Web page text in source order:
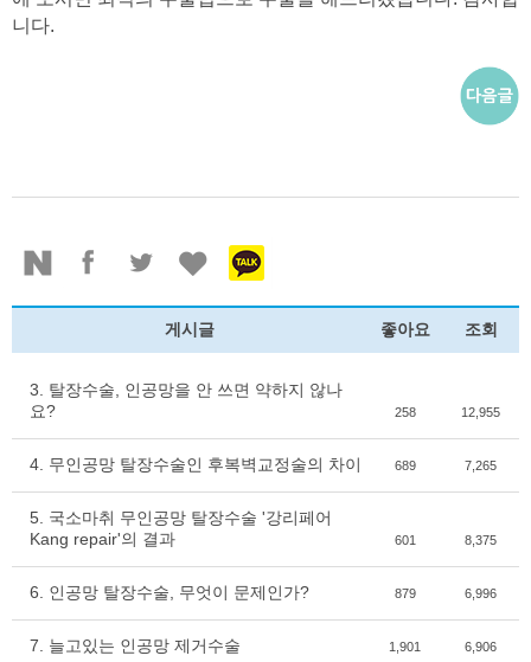
니다.
게시글 좋아요 조회
3. 탈장수술, 인공망을 안 쓰면 약하지 않나
요?
258 12,955
4. 무인공망 탈장수술인 후복벽교정술의 차이 689 7,265
5. 국소마취 무인공망 탈장수술 '강리페어
Kang repair'의 결과
601 8,375
6. 인공망 탈장수술, 무엇이 문제인가? 879 6,996
7. 늘고있는 인공망 제거수술 1,901 6,906